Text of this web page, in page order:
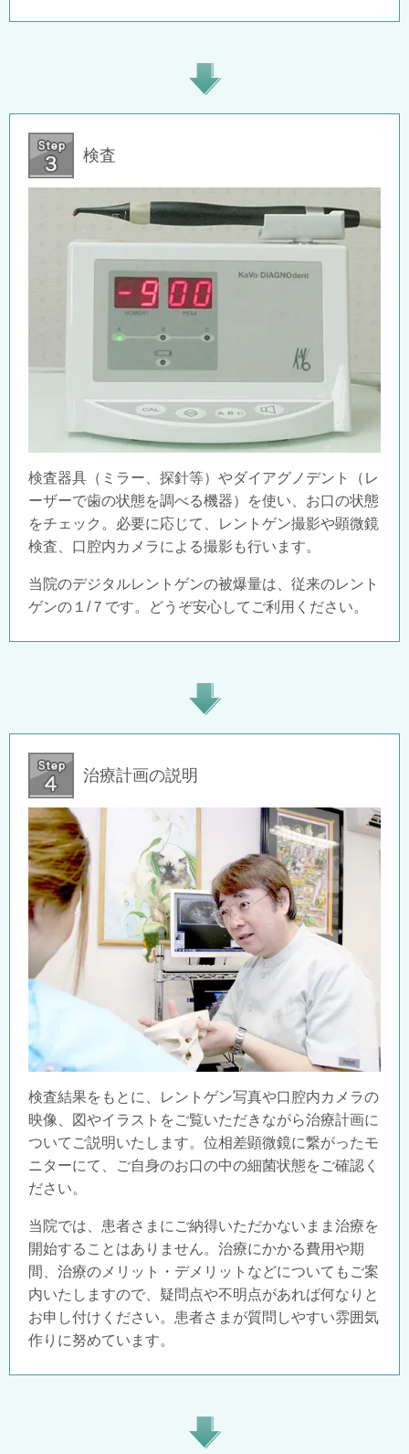
検査
検査器具（ミラー、探針等）やダイアグノデント（レ
ーザーで歯の状態を調べる機器）を使い、お口の状態
をチェック。必要に応じて、レントゲン撮影や顕微鏡
検査、口腔内カメラによる撮影も行います。
当院のデジタルレントゲンの被爆量は、従来のレント
ゲンの１/７です。どうぞ安心してご利用ください。
治療計画の説明
検査結果をもとに、レントゲン写真や口腔内カメラの
映像、図やイラストをご覧いただきながら治療計画に
ついてご説明いたします。位相差顕微鏡に繋がったモ
ニターにて、ご自身のお口の中の細菌状態をご確認く
ださい。
当院では、患者さまにご納得いただかないまま治療を
開始することはありません。治療にかかる費用や期
間、治療のメリット・デメリットなどについてもご案
内いたしますので、疑問点や不明点があれば何なりと
お申し付けください。患者さまが質問しやすい雰囲気
作りに努めています。